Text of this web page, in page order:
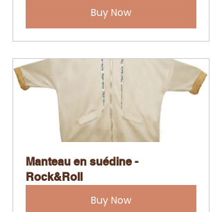
Buy Now
Manteau en suédine -
Rock&Roll
Buy Now